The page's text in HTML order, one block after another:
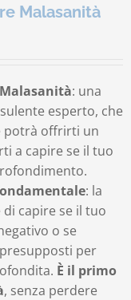
Malasanità
: una
esperto, che
potrà offrirti un
a capire se il tuo
: la
capire se il tuo
o se
per
È il primo
, senza perdere